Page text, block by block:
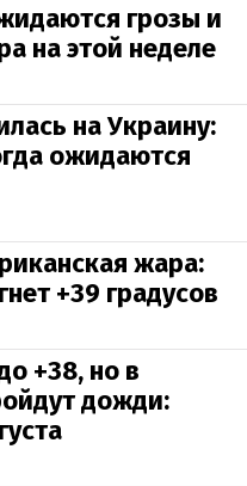
грозы и
на этой неделе
на Украину:
ожидаются
жара:
+39 градусов
+38, но в
дожди: